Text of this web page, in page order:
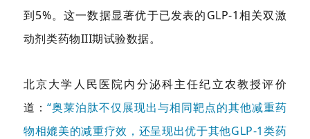
到5%。这一数据显著优于已发表的GLP-1相关双激
动剂类药物III期试验数据。
北京大学人民医院内分泌科主任纪立农教授评价
道： “奥莱泊肽不仅展现出与相同靶点的其他减重药
物相媲美的减重疗效，还呈现出优于其他GLP-1类药